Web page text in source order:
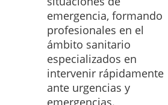
emergencia, formando
profesionales en el
ámbito sanitario
especializados en
intervenir rápidamente
ante urgencias y